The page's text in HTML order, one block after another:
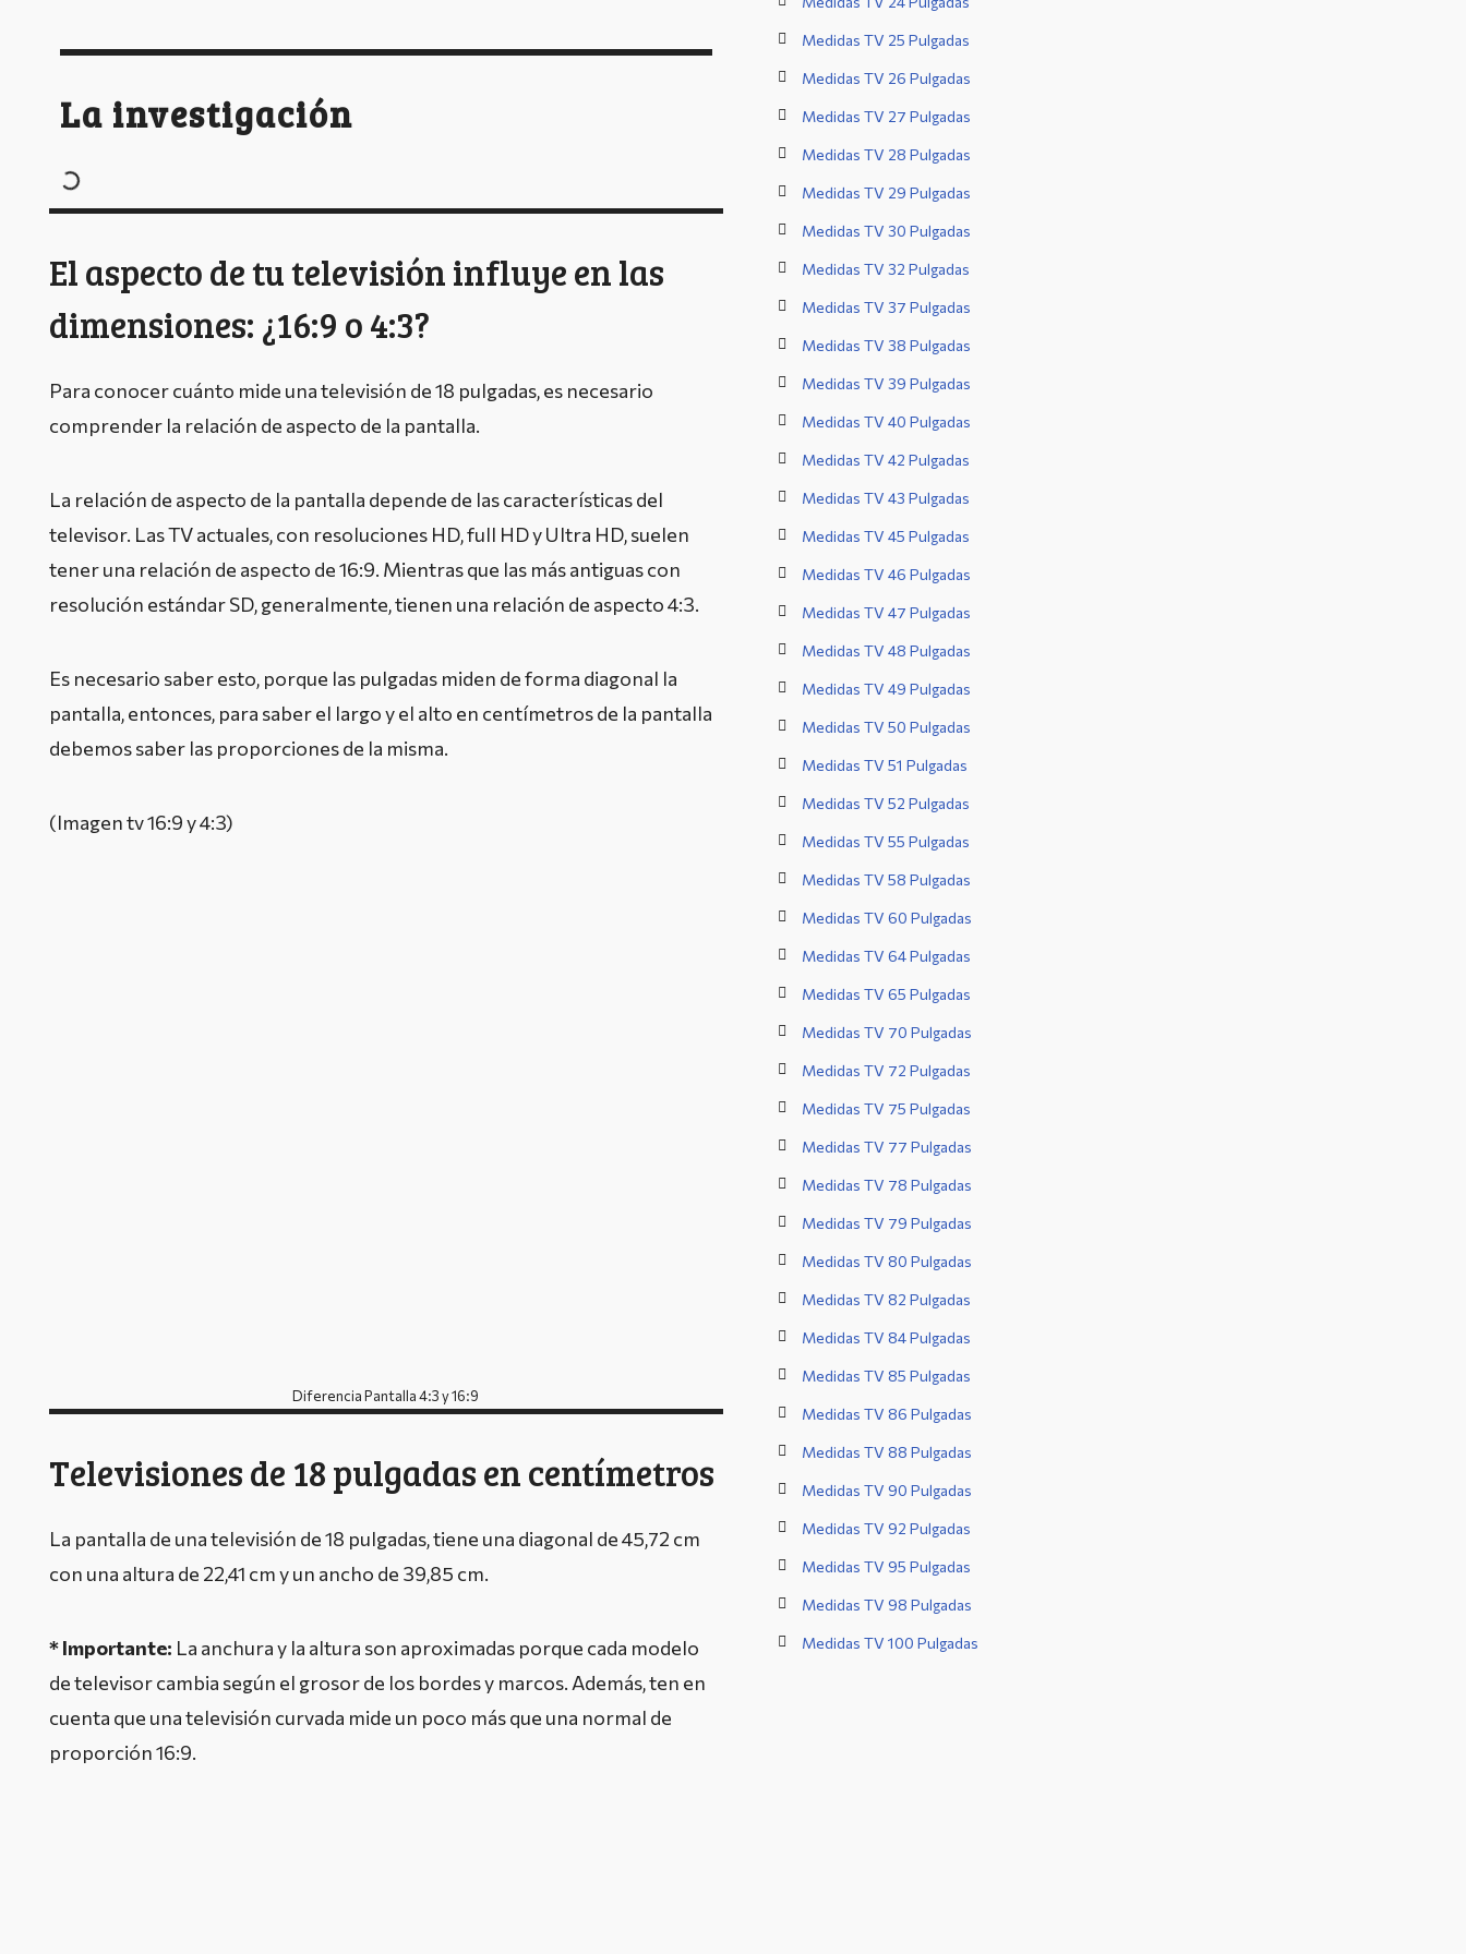
La investigación
El aspecto de tu televisión influye en las
dimensiones: ¿16:9 o 4:3?
Para conocer cuánto mide una televisión de 18 pulgadas, es necesario
comprender la relación de aspecto de la pantalla.
La relación de aspecto de la pantalla depende de las características del
televisor. Las TV actuales, con resoluciones HD, full HD y Ultra HD, suelen
tener una relación de aspecto de 16:9. Mientras que las más antiguas con
resolución estándar SD, generalmente, tienen una relación de aspecto 4:3.
Es necesario saber esto, porque las pulgadas miden de forma diagonal la
pantalla, entonces, para saber el largo y el alto en centímetros de la pantalla
debemos saber las proporciones de la misma.
(Imagen tv 16:9 y 4:3)
Diferencia Pantalla 4:3 y 16:9
Televisiones de 18 pulgadas en centímetros
La pantalla de una televisión de 18 pulgadas, tiene una diagonal de 45,72 cm
con una altura de 22,41 cm y un ancho de 39,85 cm.
* Importante: La anchura y la altura son aproximadas porque cada modelo
de televisor cambia según el grosor de los bordes y marcos. Además, ten en
cuenta que una televisión curvada mide un poco más que una normal de
proporción 16:9.
Medidas TV 25 Pulgadas
Medidas TV 26 Pulgadas
Medidas TV 27 Pulgadas
Medidas TV 28 Pulgadas
Medidas TV 29 Pulgadas
Medidas TV 30 Pulgadas
Medidas TV 32 Pulgadas
Medidas TV 37 Pulgadas
Medidas TV 38 Pulgadas
Medidas TV 39 Pulgadas
Medidas TV 40 Pulgadas
Medidas TV 42 Pulgadas
Medidas TV 43 Pulgadas
Medidas TV 45 Pulgadas
Medidas TV 46 Pulgadas
Medidas TV 47 Pulgadas
Medidas TV 48 Pulgadas
Medidas TV 49 Pulgadas
Medidas TV 50 Pulgadas
Medidas TV 51 Pulgadas
Medidas TV 52 Pulgadas
Medidas TV 55 Pulgadas
Medidas TV 58 Pulgadas
Medidas TV 60 Pulgadas
Medidas TV 64 Pulgadas
Medidas TV 65 Pulgadas
Medidas TV 70 Pulgadas
Medidas TV 72 Pulgadas
Medidas TV 75 Pulgadas
Medidas TV 77 Pulgadas
Medidas TV 78 Pulgadas
Medidas TV 79 Pulgadas
Medidas TV 80 Pulgadas
Medidas TV 82 Pulgadas
Medidas TV 84 Pulgadas
Medidas TV 85 Pulgadas
Medidas TV 86 Pulgadas
Medidas TV 88 Pulgadas
Medidas TV 90 Pulgadas
Medidas TV 92 Pulgadas
Medidas TV 95 Pulgadas
Medidas TV 98 Pulgadas
Medidas TV 100 Pulgadas